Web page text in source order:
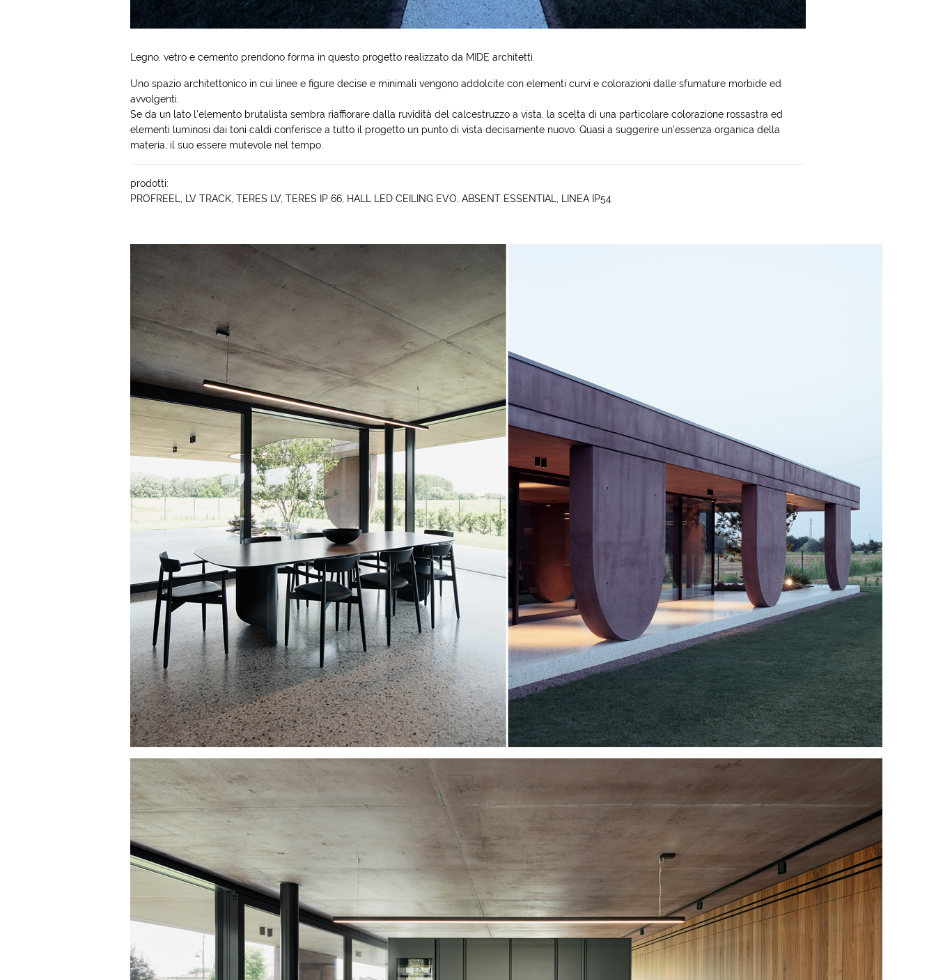
Legno, vetro e cemento prendono forma in questo progetto realizzato da MIDE architetti.
Uno spazio architettonico in cui linee e figure decise e minimali vengono addolcite con elementi curvi e colorazioni dalle sfumature morbide ed
avvolgenti.
Se da un lato l’elemento brutalista sembra riaffiorare dalla ruvidità del calcestruzzo a vista, la scelta di una particolare colorazione rossastra ed
elementi luminosi dai toni caldi conferisce a tutto il progetto un punto di vista decisamente nuovo. Quasi a suggerire un’essenza organica della
materia, il suo essere mutevole nel tempo.
prodotti:
PROFREEL
LV TRACK ,TERES LV,TERES IP 66 HALL LED CEILING EVO ,ABSENT ESSENTIAL LINEA IP54